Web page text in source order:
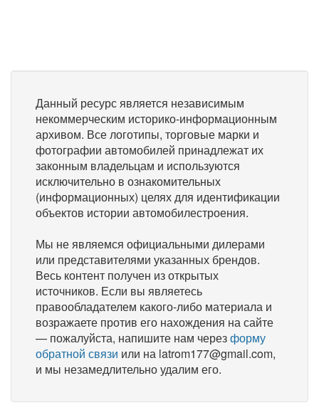
Данный ресурс является независимым
некоммерческим историко-информационным
архивом. Все логотипы, торговые марки и
фотографии автомобилей принадлежат их
законным владельцам и используются
исключительно в ознакомительных
(информационных) целях для идентификации
объектов истории автомобилестроения.
Мы не являемся официальными дилерами
или представителями указанных брендов.
Весь контент получен из открытых
источников. Если вы являетесь
правообладателем какого-либо материала и
возражаете против его нахождения на сайте
— пожалуйста, напишите нам черезформу
обратной связи или на latrom177@gmail.com,
и мы незамедлительно удалим его.